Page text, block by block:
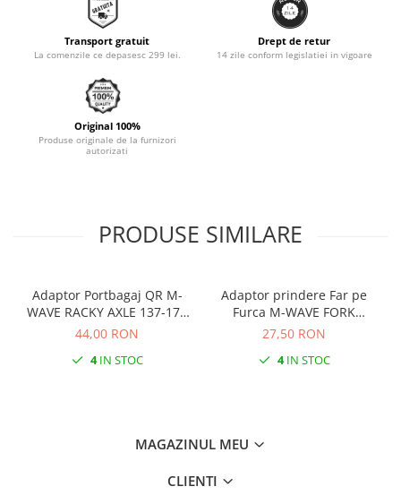
Transport gratuit
La comenzile ce depasesc 299 lei.
Drept de retur
14 zile conform legislatiei in vigoare
Original 100%
Produse originale de la furnizori
autorizati
PRODUSE SIMILARE
Adaptor Portbagaj QR M-
WAVE RACKY AXLE 137-177
mm
44,00 RON
4IN STOC
Adaptor prindere Far pe
Furca M-WAVE FORK
COCKPIT Negru
27,50 RON
4IN STOC
MAGAZINUL MEU
CLIENTI